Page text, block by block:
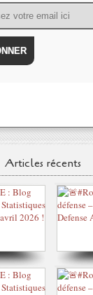
Articles récents